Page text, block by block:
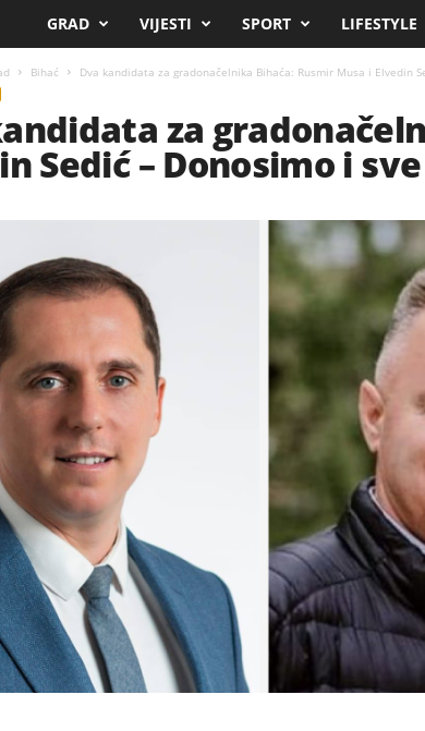
i
c
n
GRAD VIJESTI SPORT LIFESTYLE
Bihać Dva kandidata za gradonačelnika Bihaća: Rusmir Musa i Elvedin
za
Sedić – Donosimo i